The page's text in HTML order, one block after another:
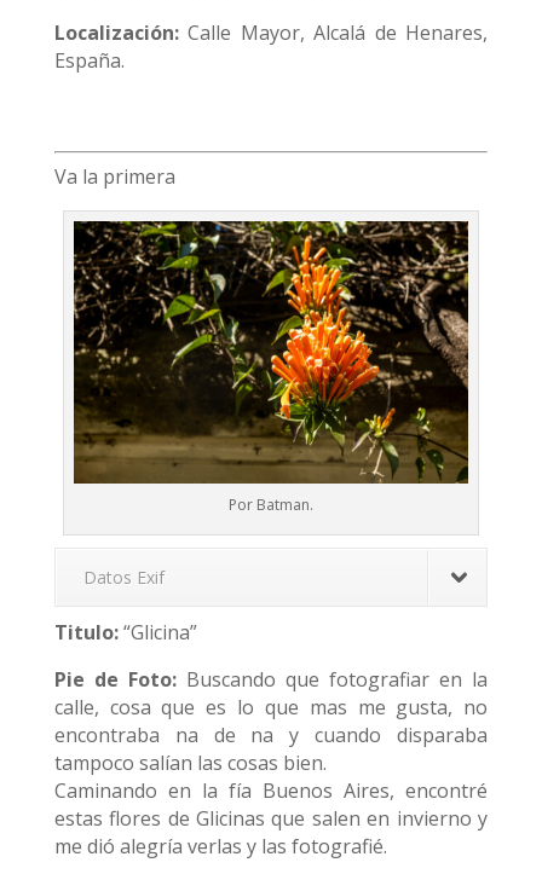
Localización:Calle Mayor, Alcalá de Henares,
España.
Va la primera
Por Batman.
Datos Exif
Titulo:“Glicina”
Pie de Foto: Buscando que fotografiar en la
calle, cosa que es lo que mas me gusta, no
encontraba na de na y cuando disparaba
tampoco salían las cosas bien.
Caminando en la fía Buenos Aires, encontré
estas flores de Glicinas que salen en invierno y
me dió alegría verlas y las fotografié.